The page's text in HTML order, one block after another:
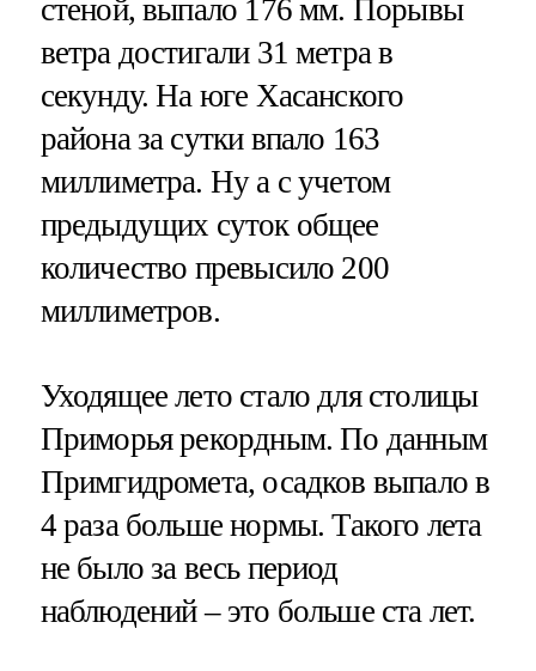
стеной, выпало 176 мм. Порывы
ветра достигали 31 метра в
секунду. На юге Хасанского
района за сутки впало 163
миллиметра. Ну а с учетом
предыдущих суток общее
количество превысило 200
миллиметров.
Уходящее лето стало для столицы
Приморья рекордным. По данным
Примгидромета, осадков выпало в
4 раза больше нормы. Такого лета
не было за весь период
наблюдений – это больше ста лет.